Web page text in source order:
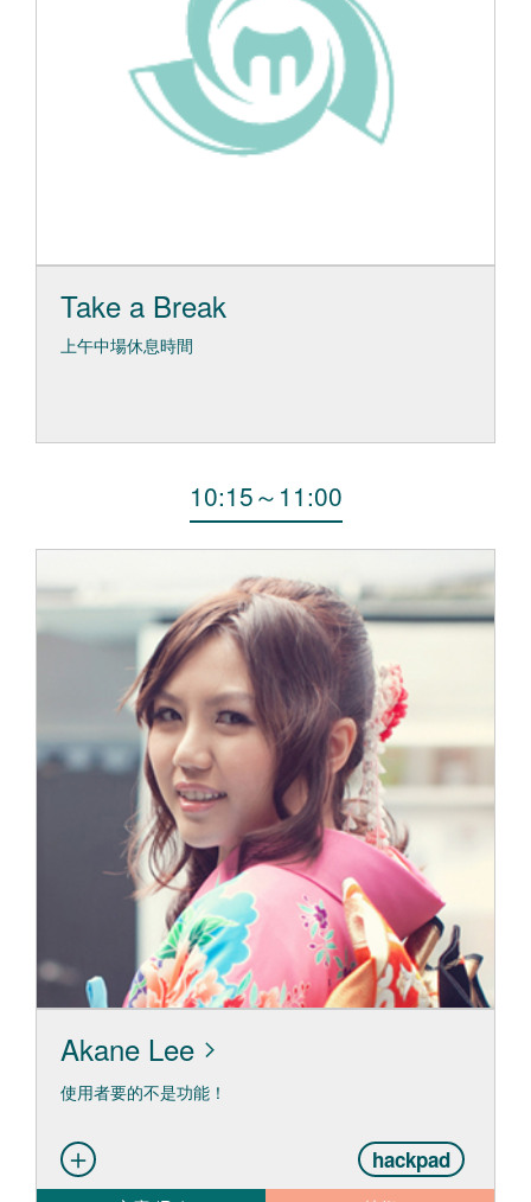
Take a Break
上午中場休息時間
10:15～ 11:00
Akane Lee
使用者要的不是功能！
hackpad